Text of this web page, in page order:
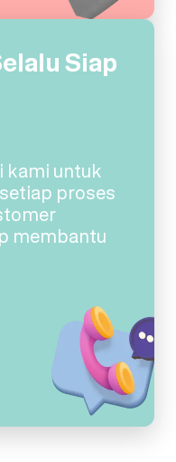
Siap
kami untuk
proses
membantu